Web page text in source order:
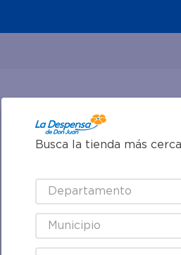
Busca la tienda más
Departamento
Municipio